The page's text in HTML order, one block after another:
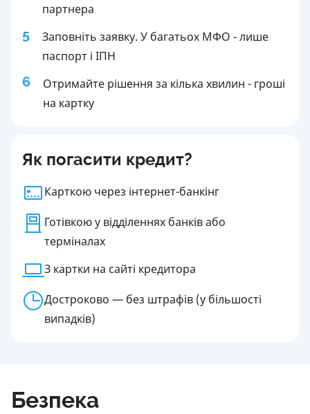
партнера
5
Заповніть заявку. У багатьох МФО - лише
паспорт і ІПН
6
Отримайте рішення за кілька хвилин - гроші
на картку
Як погасити кредит?
Карткою через інтернет-банкінг
Готівкою у відділеннях банків або
терміналах
З картки на сайті кредитора
Достроково — без штрафів (у більшості
випадків)
Безпека